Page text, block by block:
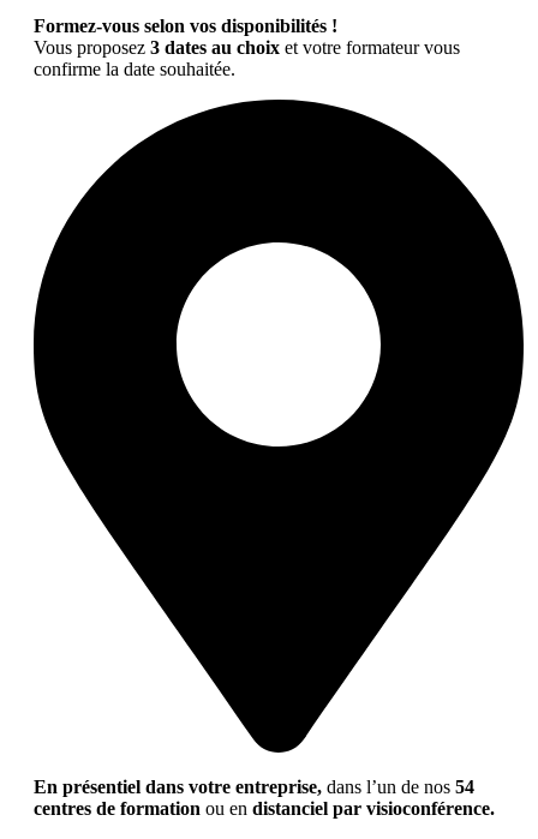
Formez-vous selon vos disponibilités !
Vous proposez 3 dates au choix et votre formateur vous
confirme la date souhaitée.
En présentiel dans votre entreprise, dans l’un de nos 54
centres de formation ou en distanciel par visioconférence.